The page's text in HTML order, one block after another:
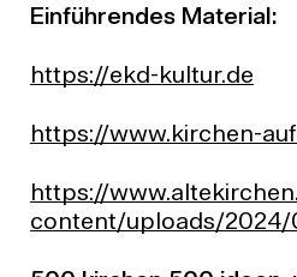
Einführendes Material:
https://ekd-kultur.de
https://www.kirchen-
https://
content/uploads/2024/